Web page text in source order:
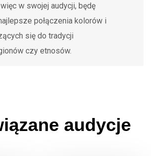
w swojej audycji, będę
połączenia kolorów i
się do tradycji
czy etnosów.
audycje